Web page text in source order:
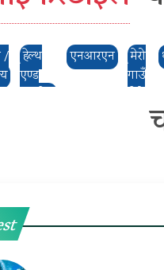
/
हेल्थ
एण्ड
एनआरएन
मेरो
गाउँ